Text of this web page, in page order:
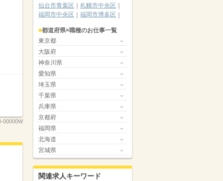
00000W
仙台市青葉区
札幌市中央区
福岡市中央区
福岡市博多区
都道府県×職種のお仕事一覧
東京都
大阪府
神奈川県
愛知県
埼玉県
千葉県
兵庫県
京都府
福岡県
北海道
宮城県
関連求人キーワード